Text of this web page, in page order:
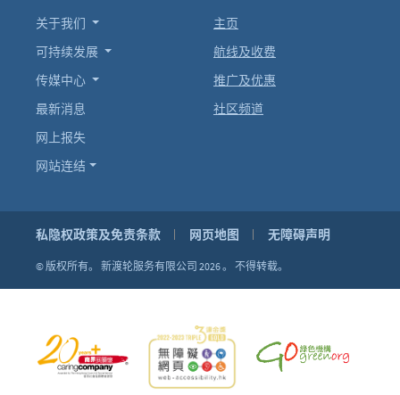
关于我们
可持续发展
传媒中心
最新消息
网上报失
网站连结
主页
航线及收费
推广及优惠
社区频道
私隐权政策及免责条款 网页地图 无障碍声明
© 版权所有。 新渡轮服务有限公司 2026 。 不得转载。